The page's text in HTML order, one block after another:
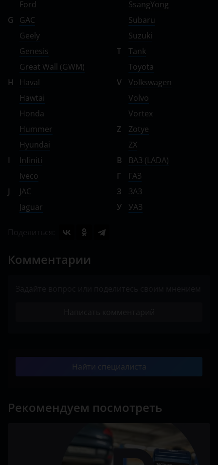
Ford
G
GAC
Geely
Genesis
Great Wall (GWM)
H
Haval
Hawtai
Honda
Hummer
Hyundai
I
Infiniti
Iveco
J
JAC
Jaguar
SsangYong
Subaru
Suzuki
T
Tank
Toyota
V
Volkswagen
Volvo
Vortex
Z
Zotye
ZX
В
ВАЗ (LADA)
Г
ГАЗ
З
ЗАЗ
У
УАЗ
Комментарии
Найти специалиста
Рекомендуем посмотреть